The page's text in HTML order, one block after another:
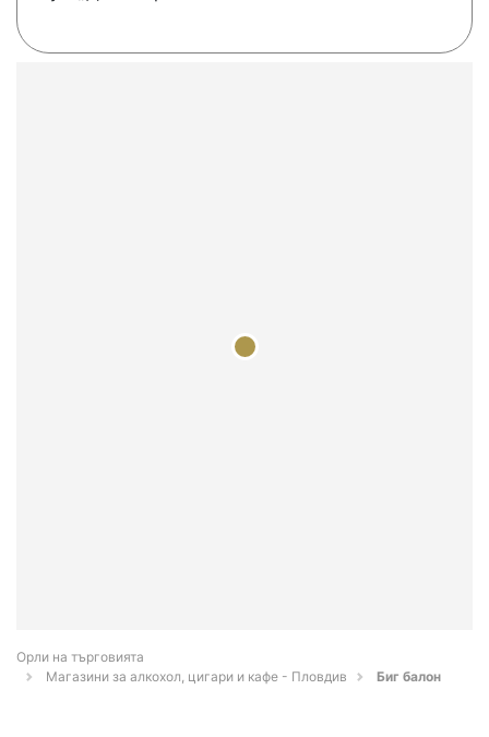
Орли на търговията
Магазини за алкохол, цигари и кафе - Пловдив
Биг балон